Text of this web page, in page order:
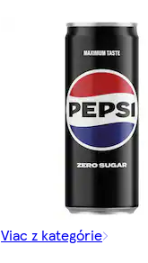
Viac z kategórie